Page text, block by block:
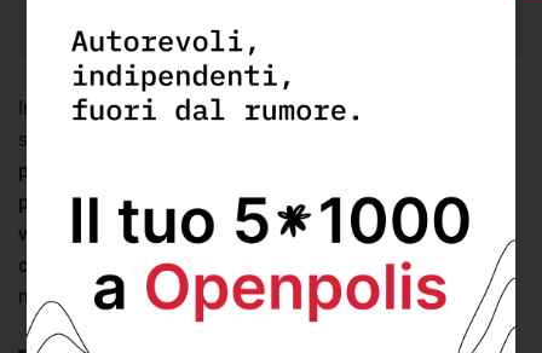
Inoltre il senso delle pluricandidature può variare in modo
significativo.
pare delle segreterie di partito, di rendere il più sicura
possibile l'elezione di alcuni esponenti .In altri invece la
volontà è quella di presentare nel maggior numero di
collegi possibile un nome forte
, in grado di attrarre un
maggior numero di preferenze.